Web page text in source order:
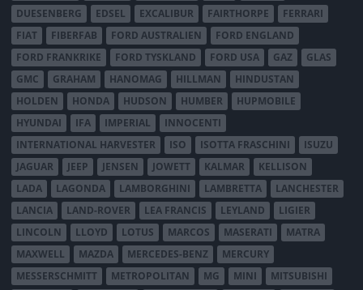
DUESENBERG
EDSEL EXCALIBUR FAIRTHORPE
FERRARI
FIAT
FIBERFAB FORD AUSTRALIEN
FORD ENGLAND
FORD FRANKRIKE
FORD TYSKLAND FORD USA GAZ
GLAS
GMC
GRAHAM HANOMAG HILLMAN
HINDUSTAN
HOLDEN
HONDA HUDSON HUMBER
HUPMOBILE
HYUNDAI
IFA IMPERIAL
INNOCENTI
INTERNATIONAL HARVESTER
ISO ISOTTA FRASCHINI
ISUZU
JAGUAR
JEEP JENSEN JOWETT KALMAR
KELLISON
LADA
LAGONDA LAMBORGHINI LAMBRETTA
LANCHESTER
LANCIA
LAND-ROVER LEA FRANCIS LEYLAND
LIGIER
LINCOLN
LLOYD LOTUS MARCOS MASERATI
MATRA
MAXWELL
MAZDA MERCEDES-BENZ
MERCURY
MESSERSCHMITT
METROPOLITAN MG MINI
MITSUBISHI